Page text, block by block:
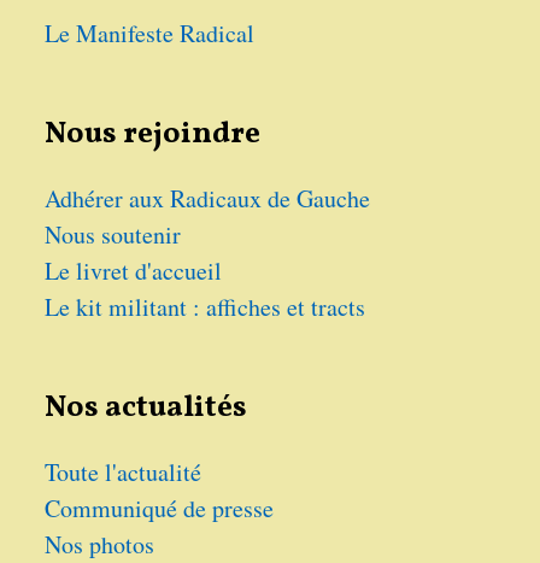
Le Manifeste Radical
Nous rejoindre
Adhérer aux Radicaux de Gauche
Nous soutenir
Le livret d'accueil
Le kit militant : affiches et tracts
Nos actualités
Toute l'actualité
Communiqué de presse
Nos photos